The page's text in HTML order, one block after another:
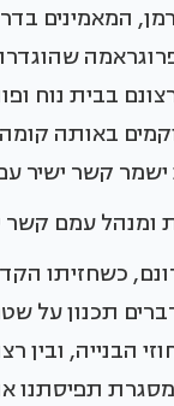
המאמינים
בבית נוח
באותה
ישמר קשר ישיר
ומנהל עמם קשר
כשחזיתו
תכנון על
הבנייה, ובין
תפיסתנו